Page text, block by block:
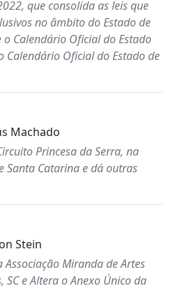
que consolida as leis que
no âmbito do Estado de
Calendário Oficial do Estado
Oficial do Estado de
Machado
Princesa da Serra, na
Santa Catarina e dá outras
Stein
Miranda de Artes
SC e Altera o Anexo Único da